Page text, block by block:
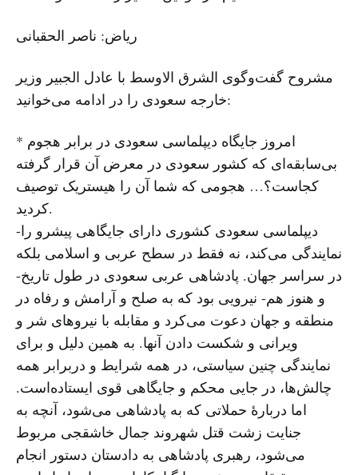
ریاض: ناصر الحقبانی
مشروح گفت‌وگوی الشرق الاوسط با عادل الجبیر وزیر
خارجه سعودی را در ادامه می‌خوانید:
* امروز جایگاه دیپلماسی سعودی در برابر هجوم
بی‌سابقه‌ای که کشور سعودی در معرض آن قرار گرفته
کجاست؟… هجومی که شما آن را هیستریک توصیف
کردید.
-دیپلماسی سعودی کشوری دارای جایگاهی پیشرو را
نمایندگی می‌کند، نه فقط در سطح عربی و اسلامی بلکه
در سراسر جهان. پادشاهی عربی سعودی در طول تاریخ-
و هنوز هم- نیرویی بود که به صلح و آرامش و رفاه در
منطقه و جهان دعوت می‌کرد و مقابله با نیروهای شر و
ویرانی و شکست دادن آنها. به همین دلیل و برای
نمایندگی چنین سیاستی، در همه شرایط و دربرابر همه
چالش‌ها، در جایی محکم و جایگاهی قوی ایستاده‌است.
اما دربارهٔ حملاتی که به پادشاهی می‌شود، آنچه به
جنایت زشت قتل شهروند جمال خاشقجی مربوط
می‌شود، رهبری پادشاهی به دادستان دستور انجام